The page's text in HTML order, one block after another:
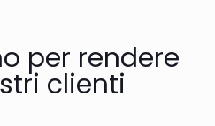
per rendere
clienti